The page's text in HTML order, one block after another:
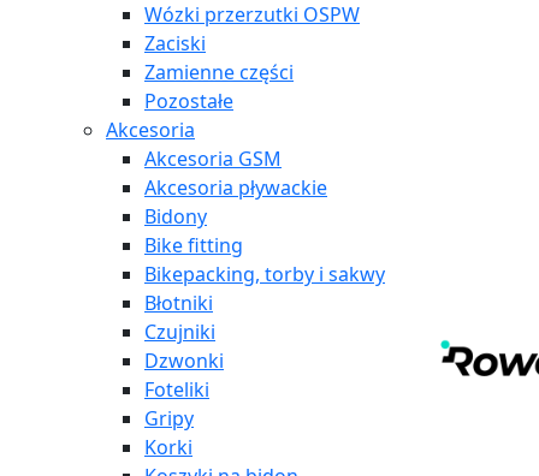
Wózki przerzutki OSPW
Zaciski
Zamienne części
Pozostałe
Akcesoria
Akcesoria GSM
Akcesoria pływackie
Bidony
Bike fitting
Bikepacking, torby i sakwy
Błotniki
Czujniki
Dzwonki
Foteliki
Gripy
Korki